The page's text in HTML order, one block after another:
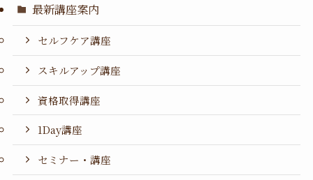
最新講座案内
セルフケア講座
スキルアップ講座
資格取得講座
1Day講座
セミナー・講座